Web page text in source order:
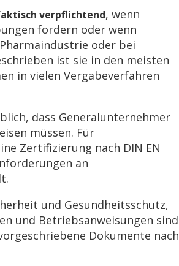
verpflichtend, wenn
fordern oder wenn
oder bei
ist sie in den meisten
in vielen Vergabeverfahren
dass Generalunternehmer
müssen. Für
Zertifizierung nach DIN EN
an
und Gesundheitsschutz,
und Betriebsanweisungen sind
Dokumente nach